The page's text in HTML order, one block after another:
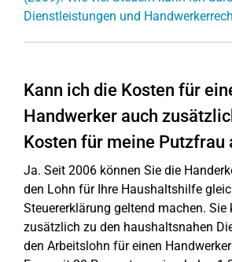
Dienstleistungen und
Kann ich die Kosten für
Handwerker auch
Kosten für meine Putzfrau
Ja. Seit 2006 können Sie die
den Lohn für Ihre Haushaltshilfe
Steuererklärung geltend machen. Sie
zusätzlich zu den haushaltsnahen
den Arbeitslohn für einen